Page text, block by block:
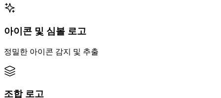
아이콘 및 심볼 로고
정밀한 아이콘 감지 및 추출
조합 로고